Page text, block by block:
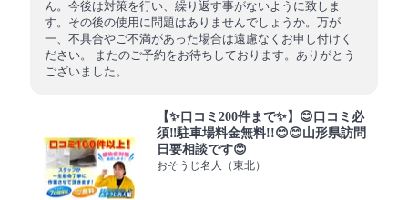
ん。今後は対策を行い、繰り返す事がないように致しま
す。その後の使用に問題はありませんでしょうか。万が
一、不具合やご不満があった場合は遠慮なくお申し付けく
ださい。 またのご予約をお待ちしております。ありがとう
ございました。
【✨口コミ200件まで✨】😊口コミ必
須‼️駐車場料金無料!!😊😊山形県訪問
日要相談です😊
おそうじ名人（東北）